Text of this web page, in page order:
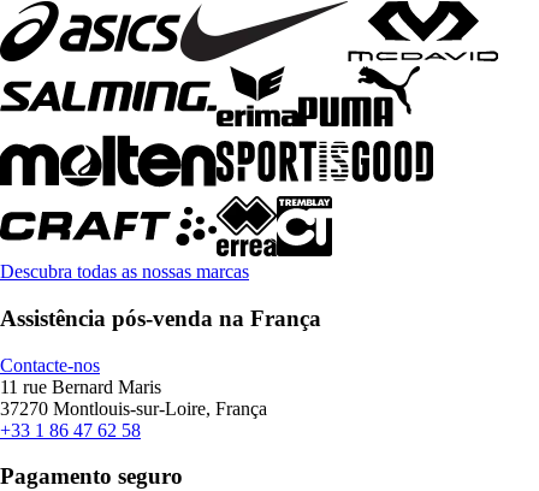
Descubra todas as nossas marcas
Assistência pós-venda na França
Contacte-nos
11 rue Bernard Maris
37270 Montlouis-sur-Loire, França
+33 1 86 47 62 58
Pagamento seguro